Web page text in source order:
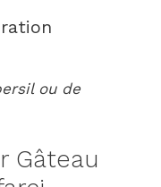
ou de
Gâteau